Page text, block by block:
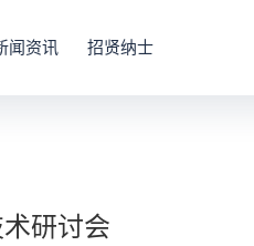
闻资讯 招贤纳士
研讨会